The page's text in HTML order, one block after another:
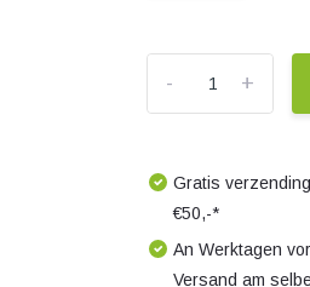
+
-
Gratis
€50,-*
An Werktagen
Versand am